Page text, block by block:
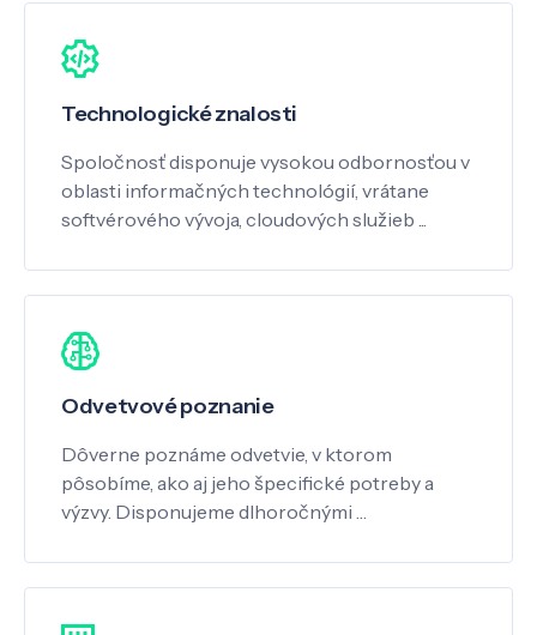
Technologické znalosti
Spoločnosť disponuje vysokou odbornosťou v
oblasti informačných technológií, vrátane
softvérového vývoja, cloudových služieb ...
Odvetvové poznanie
Dôverne poznáme odvetvie, v ktorom
pôsobíme, ako aj jeho špecifické potreby a
výzvy. Disponujeme dlhoročnými …